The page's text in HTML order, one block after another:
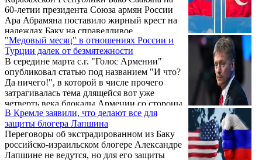
60-летии президента Союза армян России
Ара Абрамяна поставило жирный крест на
надеждах Баку на справедливое
урегулирование Карабахского конфликта с
помощью Москвы, считает азербайджанское
издание vesti.az, которое комментирует
присутствие на 60-летии главы Союза
армян России Ара Абрамяна президентов
Армении и Нагорного-Карабаха, а также
главы МИД РФ и пресс-секретаря
президента России.
"Медовый месяц" в отношениях России и
Турции далек от безмятежности
В середине марта с.г. "Голос Армении"
опубликовал статью под названием "И что?
Да ничего!", в которой в числе прочего
затрагивалась тема длящейся вот уже
четверть века блокады Армении со стороны
Азербайджана и Турции, за которой
безучастно наблюдает международное
сообщество и, в частности, наш союзник
Россия. В материале указывалось на то, что,
несмотря на "медовый месяц",
В Кремле заявили, что делают все для
защиты блогера Лапшина
Переговоры об экстрадированном из Баку
российско-израильском блогере Александре
Лапшине не ведутся, но для его защиты